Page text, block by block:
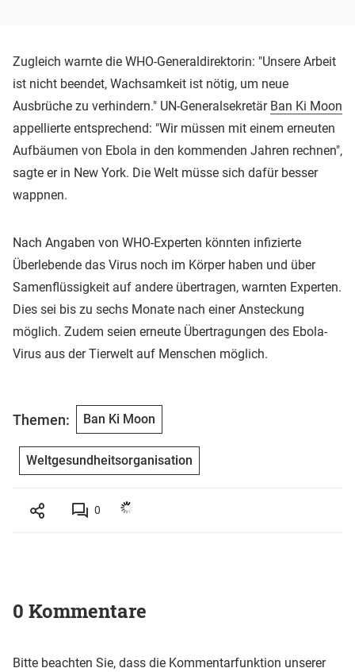
Zugleich warnte die WHO-Generaldirektorin: "Unsere Arbeit
ist nicht beendet, Wachsamkeit ist nötig, um neue
Ausbrüche zu verhindern." UN-Generalsekretär Ban Ki Moon
appellierte entsprechend: "Wir müssen mit einem erneuten
Aufbäumen von Ebola in den kommenden Jahren rechnen",
sagte er in New York. Die Welt müsse sich dafür besser
wappnen.
Nach Angaben von WHO-Experten könnten infizierte
Überlebende das Virus noch im Körper haben und über
Samenflüssigkeit auf andere übertragen, warnten Experten.
Dies sei bis zu sechs Monate nach einer Ansteckung
möglich. Zudem seien erneute Übertragungen des Ebola-
Virus aus der Tierwelt auf Menschen möglich.
Themen: Ban Ki Moon
Weltgesundheitsorganisation
0
0 Kommentare
Bitte beachten Sie, dass die Kommentarfunktion unserer